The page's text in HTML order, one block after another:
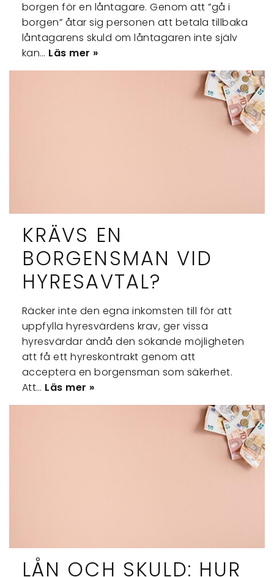
borgen för en låntagare. Genom att ”gå i
borgen” åtar sig personen att betala tillbaka
låntagarens skuld om låntagaren inte själv
kan… Läs mer »
KRÄVS EN
BORGENSMAN VID
HYRESAVTAL?
Räcker inte den egna inkomsten till för att
uppfylla hyresvärdens krav, ger vissa
hyresvärdar ändå den sökande möjligheten
att få ett hyreskontrakt genom att
acceptera en borgensman som säkerhet.
Att… Läs mer »
LÅN OCH SKULD: HUR